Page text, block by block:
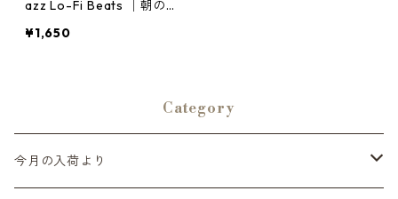
azz Lo-Fi Beats │朝のカ
用・集中用
¥1,650
Category
今月の入荷より